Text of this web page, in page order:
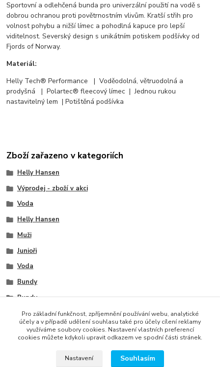
Sportovní a odlehčená bunda pro univerzální použití na vodě s
dobrou ochranou proti povětrnostním vlivům. Kratší střih pro
volnost pohybu a nižší límec a pohodlná kapuce pro lepší
viditelnost. Severský design s unikátním potiskem podšívky od
Fjords of Norway.
Materiál:
Helly Tech® Performance | Voděodolná, větruodolná a
prodyšná | Polartec® fleecový límec | Jednou rukou
nastavitelný lem | Potištěná podšívka
Zboží zařazeno v kategoriích
Helly Hansen
Výprodej - zboží v akci
Voda
Helly Hansen
Muži
Junioři
Voda
Bundy
Bundy
Muži
Pro základní funkčnost, zpříjemnění používání webu, analytické
účely a v případě udělení souhlasu také pro účely cílení reklamy
využíváme soubory cookies. Nastavení vlastních preferencí
cookies můžete kdykoli upravit odkazem ve spodní části stránek.
Nastavení Souhlasím